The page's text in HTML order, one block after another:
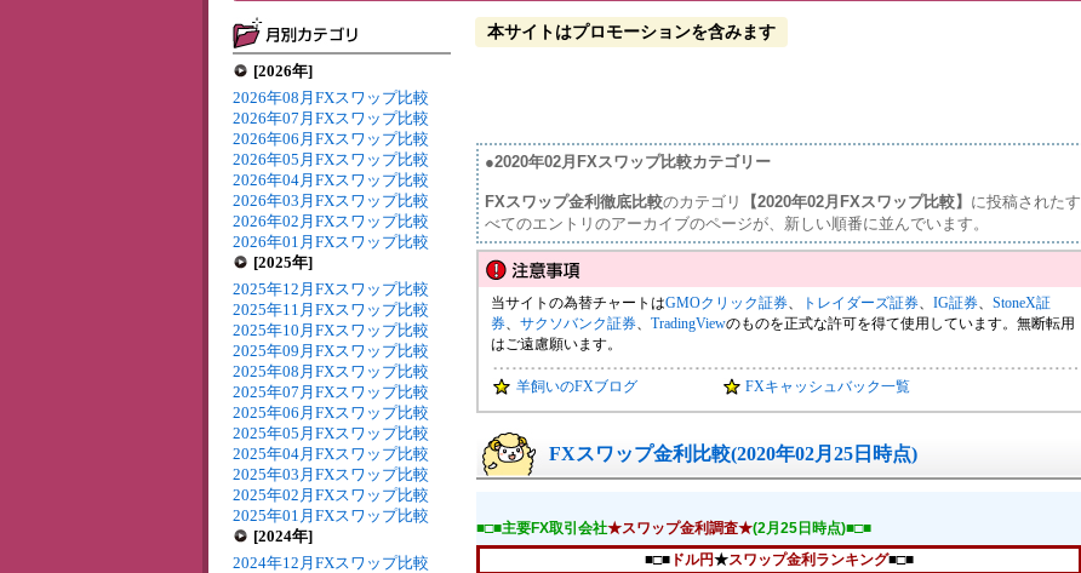
[2026年]
2026年08月FXスワップ比較
2026年07月FXスワップ比較
2026年06月FXスワップ比較
2026年05月FXスワップ比較
2026年04月FXスワップ比較
2026年03月FXスワップ比較
2026年02月FXスワップ比較
2026年01月FXスワップ比較
[2025年]
2025年12月FXスワップ比較
2025年11月FXスワップ比較
2025年10月FXスワップ比較
2025年09月FXスワップ比較
2025年08月FXスワップ比較
2025年07月FXスワップ比較
2025年06月FXスワップ比較
2025年05月FXスワップ比較
2025年04月FXスワップ比較
2025年03月FXスワップ比較
2025年02月FXスワップ比較
2025年01月FXスワップ比較
[2024年]
2024年12月FXスワップ比較
本サイトはプロモーションを含みます
●2020年02月FXスワップ比較カテゴリー
FXスワップ金利徹底比較のカテゴリ 【2020年02月FXスワップ比較】 に投稿されたす
べてのエントリのアーカイブのページが、新しい順番に並んでいます。
当サイトの為替チャートはGMOクリック証券、 トレイダーズ証券、 IG証券、 StoneX証
券、 サクソバンク証券、 TradingViewのものを正式な許可を得て使用しています。無断転用
はご遠慮願います。
羊飼いのFXブログ FXキャッシュバック一覧
FXスワップ金利比較(2020年02月25日時点)
■□■主要FX取引会社★スワップ金利調査★(2月25日時点)■□■
■□■ ドル円★スワップ金利ランキング■□■